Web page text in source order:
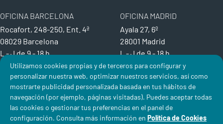
Utilizamos cookies propias y de terceros para configurar y
personalizar nuestra web, optimizar nuestros servicios, así como
mostrarte publicidad personalizada basada en tus hábitos de
navegación (por ejemplo, páginas visitadas). Puedes aceptar todas
las cookies o gestionar tus preferencias en el panel de
configuración. Consulta más información en Política de Cookies
OFICINA BARCELONA
Rocafort, 248-250, Ent. 4ª
08029 Barcelona
L - J de9 - 18 h
V de9 - 15 h
T. 93 159 24 28
OFICINA MADRID
Ayala 27, 6º
28001 Madrid
L - J de9 - 18 h
V de9 - 15 h
T. 91 417 25 85
Política de Privacidad
Aviso Legal Política de Cookies
Condiciones de Contratación